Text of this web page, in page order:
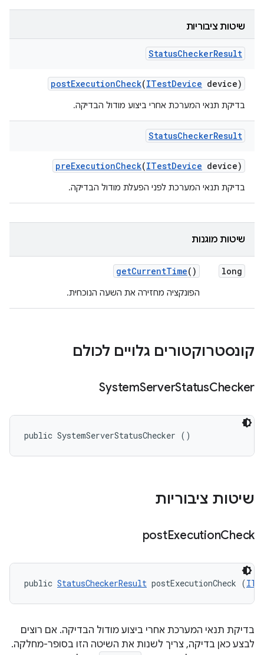
שיטות ציבוריות
StatusCheckerResult
postExecutionCheck(ITestDevice device)
בדיקת תנאי המערכת אחרי ביצוע מודול הבדיקה.
StatusCheckerResult
preExecutionCheck(ITestDevice device)
בדיקת תנאי המערכת לפני הפעלת מודול הבדיקה.
שיטות מוגנות
long
getCurrentTime()
הפונקציה מחזירה את השעה הנוכחית.
קונסטרוקטורים גלויים לכולם
SystemServerStatusChecker
public SystemServerStatusChecker ()
שיטות ציבוריות
postExecutionCheck
public StatusCheckerResult postExecutionCheck (
בדיקת תנאי המערכת אחרי ביצוע מודול הבדיקה. אם רוצים
לבצע כאן בדיקה, צריך לשנות את השיטה הזו בסופר-מחלקה.